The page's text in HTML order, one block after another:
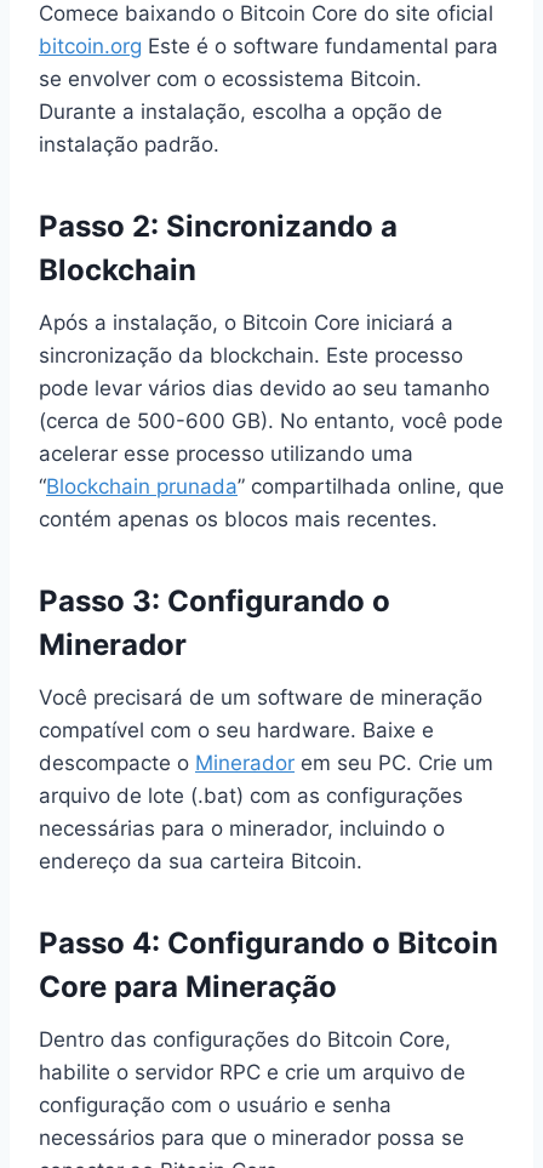
Comece baixando o Bitcoin Core do site oficial
bitcoin.org Este é o software fundamental para
se envolver com o ecossistema Bitcoin.
Durante a instalação, escolha a opção de
instalação padrão.
Passo 2: Sincronizando a
Blockchain
Após a instalação, o Bitcoin Core iniciará a
sincronização da blockchain. Este processo
pode levar vários dias devido ao seu tamanho
(cerca de 500-600 GB). No entanto, você pode
acelerar esse processo utilizando uma
“Blockchain prunada” compartilhada online, que
contém apenas os blocos mais recentes.
Passo 3: Configurando o
Minerador
Você precisará de um software de mineração
compatível com o seu hardware. Baixe e
descompacte o Minerador em seu PC. Crie um
arquivo de lote (.bat) com as configurações
necessárias para o minerador, incluindo o
endereço da sua carteira Bitcoin.
Passo 4: Configurando o Bitcoin
Core para Mineração
Dentro das configurações do Bitcoin Core,
habilite o servidor RPC e crie um arquivo de
configuração com o usuário e senha
necessários para que o minerador possa se